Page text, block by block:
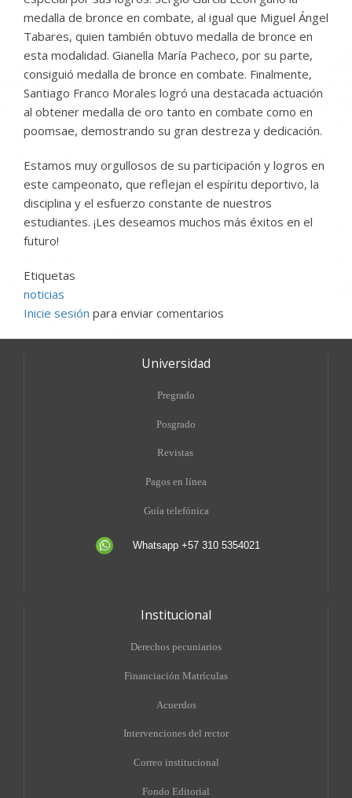
medalla de bronce en combate, al igual que Miguel Ángel
Tabares, quien también obtuvo medalla de bronce en
esta modalidad. Gianella María Pacheco, por su parte,
consiguió medalla de bronce en combate. Finalmente,
Santiago Franco Morales logró una destacada actuación
al obtener medalla de oro tanto en combate como en
poomsae, demostrando su gran destreza y dedicación.
Estamos muy orgullosos de su participación y logros en
este campeonato, que reflejan el espíritu deportivo, la
disciplina y el esfuerzo constante de nuestros
estudiantes. ¡Les deseamos muchos más éxitos en el
futuro!
Etiquetas
noticias
Inicie sesión para enviar comentarios
Universidad
Pregrado
Posgrado
Revistas
Pagos en línea
Guía telefónica
Whatsapp +57 310 5354021
Institucional
Derechos pecuniarios
Financiación Matrículas
Acuerdos
Intervenciones del rector
Correo institucional
Fondo Editorial